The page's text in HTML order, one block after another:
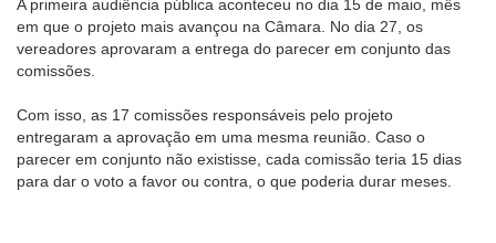
A primeira audiência pública aconteceu no dia 15 de maio, mês
em que o projeto mais avançou na Câmara. No dia 27, os
vereadores aprovaram a entrega do parecer em conjunto das
comissões.
Com isso, as 17 comissões responsáveis pelo projeto
entregaram a aprovação em uma mesma reunião. Caso o
parecer em conjunto não existisse, cada comissão teria 15 dias
para dar o voto a favor ou contra, o que poderia durar meses.